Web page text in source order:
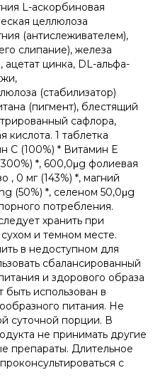
L-аскорбиновая
целлюлоза
(антислеживателем),
слипание), железа
ацетат цинка, DL-альфа-
(стабилизатор)
(пигмент), блестящий
сафлора,
1 таблетка
С (100%) * Витамин Е
*, 600,0μg фолиевая
, 0 мг (143%) *, магний
(50%) *, селеном 50,0μg
потребления.
хранить при
и темном месте.
в недоступном для
сбалансированный
и здорового образа
использован в
питания. Не
суточной порции. В
не принимать другие
препараты. Длительное
с